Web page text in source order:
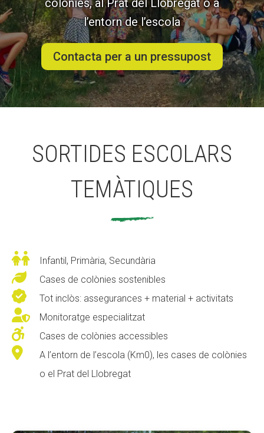
colònies, al Prat del Llobregat o a
l’entorn de l’escola
Contacta per a un pressupost
SORTIDES ESCOLARS
TEMÀTIQUES
 Infantil, Primària, Secundària
 Cases de colònies sostenibles
 Tot inclòs: assegurances + material + activitats
 Monitoratge especialitzat
 Cases de colònies accessibles

A l’entorn de l’escola (Km0), les cases de colònies
o el Prat del Llobregat
ACCIÓ SOCIAL I JOVES
ESPLAIS
SUPORT TERCER SECTOR
CONEIX FUNDESPLAI
La Fundació
L'equip
Missió i valors
Els comptes clars